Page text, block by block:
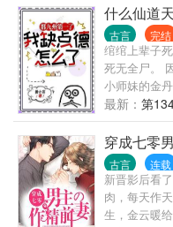
什么，她总
靖太子做了
念念的小姑
长安的时候
恨在痛，也
了一生。 一
出手，小姑
天下是他的
什么仙道
古言 完结
绾绾上辈子
死无全尸。
小师妹的金
屈，那就叶
个宗门，她
错。 自此，
绾一举成名
宗认出这是
去。 可叶绾
只见五人护
最新： 第
穿成七零
古言 连载
新晋影后看
肉，每天作
生，金云暖